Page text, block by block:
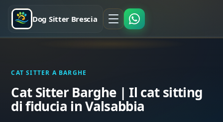
Dog Sitter Brescia
CAT SITTER A BARGHE
Cat Sitter Barghe | Il cat sitting
di fiducia in Valsabbia